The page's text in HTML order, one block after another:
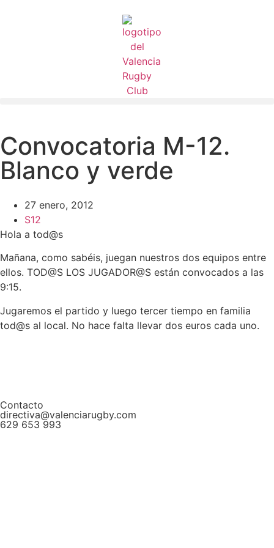
Convocatoria M-12.
Blanco y verde
27 enero, 2012
S12
Hola a tod@s
Mañana, como sabéis, juegan nuestros dos equipos entre
ellos. TOD@S LOS JUGADOR@S están convocados a las
9:15.
Jugaremos el partido y luego tercer tiempo en familia
tod@s al local. No hace falta llevar dos euros cada uno.
Contacto
directiva@valenciarugby.com
629 653 993